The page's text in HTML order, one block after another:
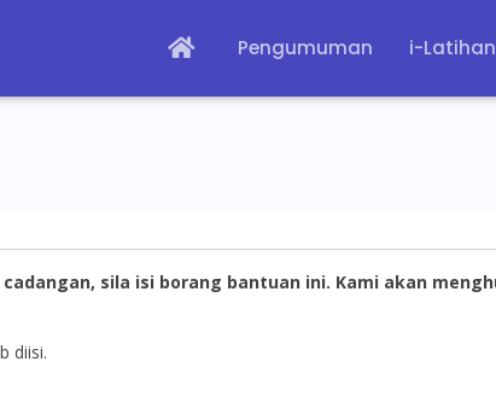
Pengumuman i-Latihan
sila isi borang bantuan ini. Kami akan
diisi.